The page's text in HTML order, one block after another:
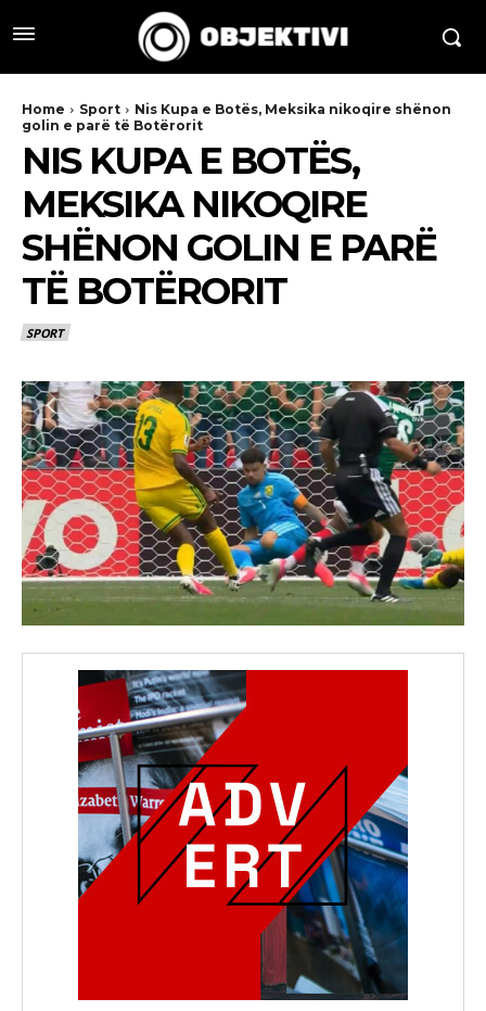
Home Sport
Nis Kupa e Botës, Meksika nikoqire shënon
golin e parë të Botërorit
NIS KUPA E BOTËS,
MEKSIKA NIKOQIRE
SHËNON GOLIN E PARË
TË BOTËRORIT
SPORT